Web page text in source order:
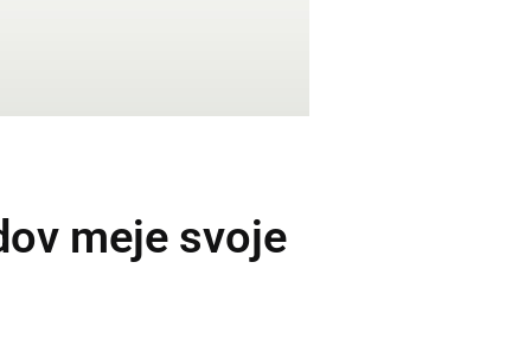
meje svoje